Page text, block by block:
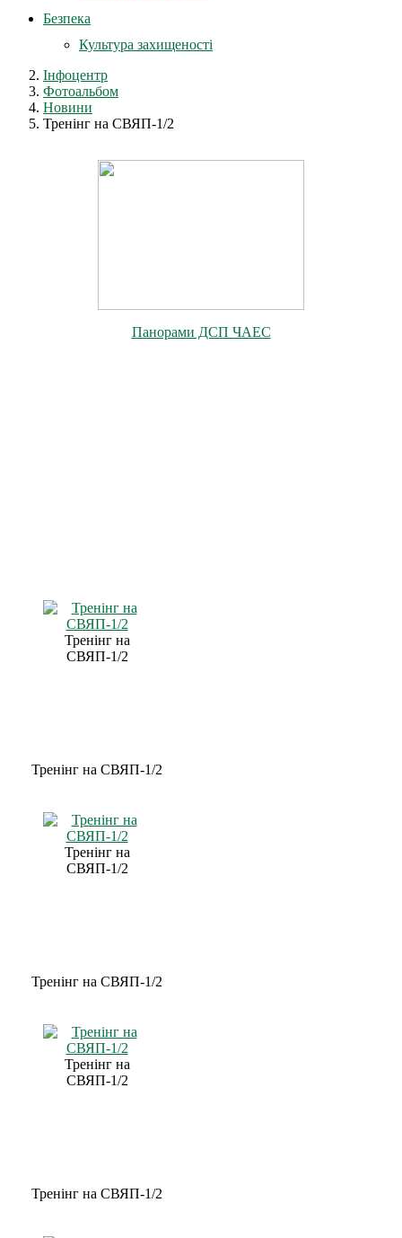
Безпека
Культура захищеності
Інфоцентр
Фотоальбом
Новини
Тренінг на СВЯП-1/2
Панорами ДСП ЧАЕС
Тренінг на
СВЯП-1/2
Тренінг на СВЯП-1/2
Тренінг на
СВЯП-1/2
Тренінг на СВЯП-1/2
Тренінг на
СВЯП-1/2
Тренінг на СВЯП-1/2